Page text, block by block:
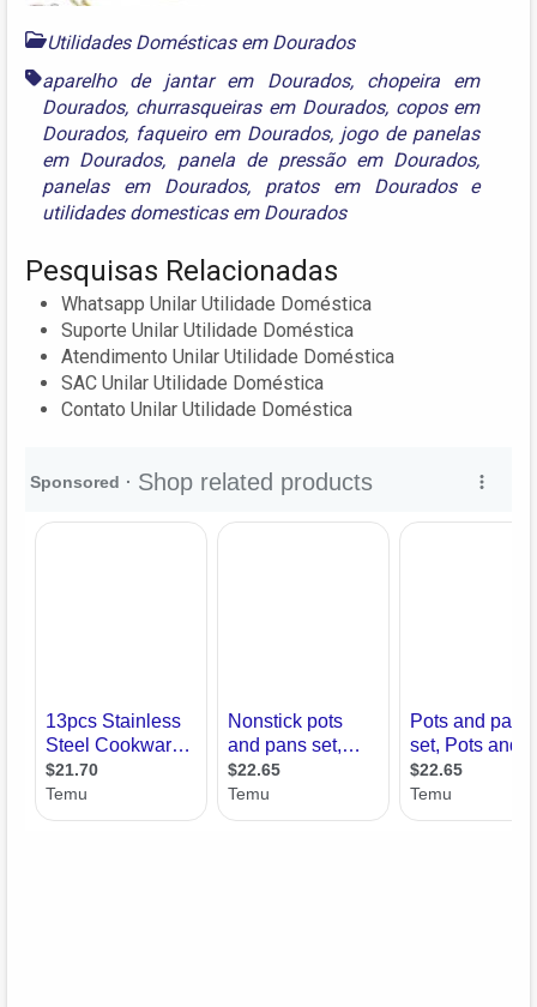
Utilidades Domésticas em Dourados
aparelho de jantar em Dourados, chopeira em
Dourados, churrasqueiras em Dourados, copos em
Dourados, faqueiro em Dourados, jogo de panelas
em Dourados, panela de pressão em Dourados,
panelas em Dourados, pratos em Douradose
utilidades domesticas em Dourados
Pesquisas Relacionadas
Whatsapp Unilar Utilidade Doméstica
Suporte Unilar Utilidade Doméstica
Atendimento Unilar Utilidade Doméstica
SAC Unilar Utilidade Doméstica
Contato Unilar Utilidade Doméstica